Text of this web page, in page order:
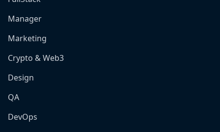
Manager
Marketing
Crypto & Web3
Design
QA
DevOps